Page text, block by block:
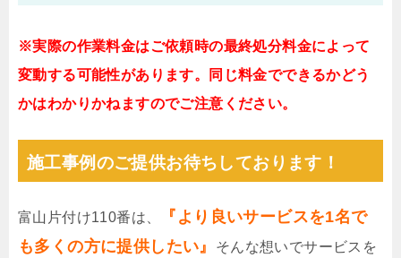
※実際の作業料金はご依頼時の最終処分料金によって
変動する可能性があります。同じ料金でできるかどう
かはわかりかねますのでご注意ください。
施工事例のご提供お待ちしております！
富山片付け110番は、
『より良いサービスを1名で
も多くの方に提供したい』
そんな想いでサービスを